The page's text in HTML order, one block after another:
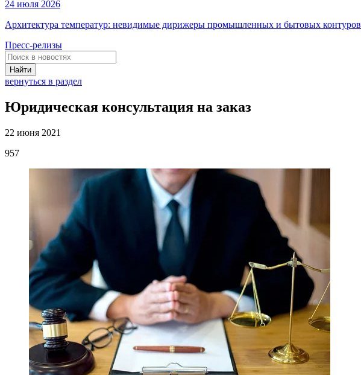
24 июля 2026
Архитектура температур: невидимые дирижеры промышленных и бытовых контуров
Пресс-релизы
Найти
вернуться в раздел
Юридическая консультация на заказ
22 июня 2021
957